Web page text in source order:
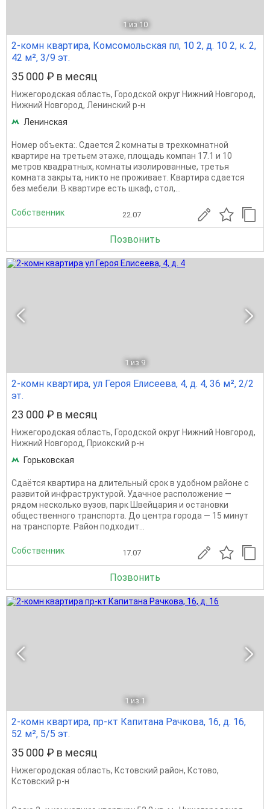
1 из 10
2-комн квартира, Комсомольская пл, 10 2, д. 10 2, к. 2,
42 м², 3/9 эт.
35 000 ₽ в месяц
Нижегородская область, Городской округ Нижний Новгород,
Нижний Новгород, Ленинский р-н
Ленинская
Номер объекта:. Сдается 2 комнаты в трехкомнатной
квартире на третьем этаже, площадь компан 17.1 и 10
метров квадратных, комнаты изолированные, третья
комната закрыта, никто не проживает. Квартира сдается
без мебели. В квартире есть шкаф, стол,...
Собственник 22.07
Позвонить
1 из 9
2-комн квартира, ул Героя Елисеева, 4, д. 4, 36 м², 2/2
эт.
23 000 ₽ в месяц
Нижегородская область, Городской округ Нижний Новгород,
Нижний Новгород, Приокский р-н
Горьковская
Сдаётся квартира на длительный срок в удобном районе с
развитой инфраструктурой. Удачное расположение —
рядом несколько вузов, парк Швейцария и остановки
общественного транспорта. До центра города — 15 минут
на транспорте. Район подходит...
Собственник 17.07
Позвонить
1 из 1
2-комн квартира, пр-кт Капитана Рачкова, 16, д. 16,
52 м², 5/5 эт.
35 000 ₽ в месяц
Нижегородская область, Кстовский район, Кстово,
Кстовский р-н